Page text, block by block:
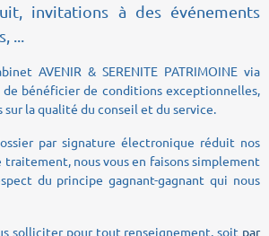
invitations à des événements
AVENIR & SERENITE PATRIMOINE via
bénéficier de conditions exceptionnelles,
sur la qualité du conseil et du service.
par signature électronique réduit nos
traitement, nous vous en faisons simplement
du principe gagnant-gagnant qui nous
solliciter pour tout renseignement, soit par